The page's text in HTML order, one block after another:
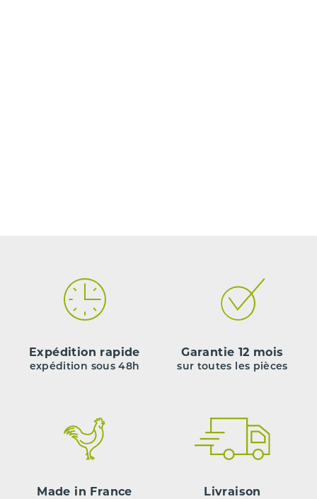
Expédition rapide
expédition sous 48h
Garantie 12 mois
sur toutes les pièces
Made in France Livraison